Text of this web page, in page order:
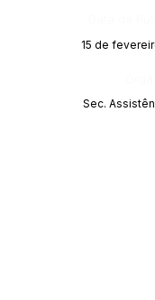
15 de
Sec.